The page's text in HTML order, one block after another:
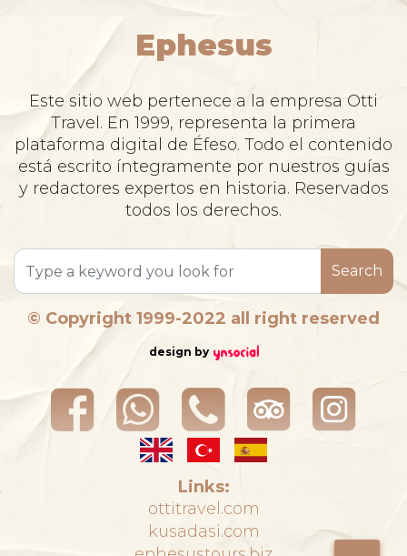
Ephesus
Este sitio web pertenece a la empresa Otti
Travel. En 1999, representa la primera
plataforma digital de Éfeso. Todo el contenido
está escrito íntegramente por nuestros guías
y redactores expertos en historia. Reservados
todos los derechos.
Search
© Copyright 1999-2022 all right reserved
design by
Links:
ottitravel.com
kusadasi.com